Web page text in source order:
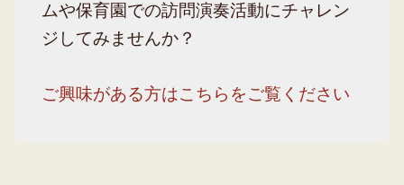
ムや保育園での訪問演奏活動にチャレン
ジしてみませんか？
ご興味がある方はこちらをご覧ください